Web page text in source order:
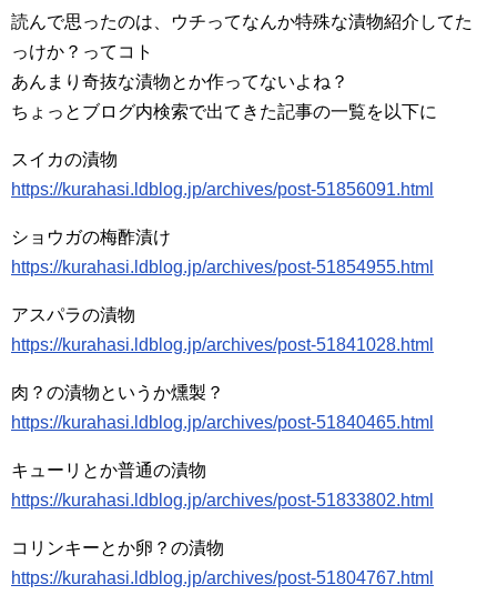
読んで思ったのは、ウチってなんか特殊な漬物紹介してた
っけか？ってコト
あんまり奇抜な漬物とか作ってないよね？
ちょっとブログ内検索で出てきた記事の一覧を以下に
スイカの漬物
https://kurahasi.ldblog.jp/archives/post-51856091.html
ショウガの梅酢漬け
https://kurahasi.ldblog.jp/archives/post-51854955.html
アスパラの漬物
https://kurahasi.ldblog.jp/archives/post-51841028.html
肉？の漬物というか燻製？
https://kurahasi.ldblog.jp/archives/post-51840465.html
キューリとか普通の漬物
https://kurahasi.ldblog.jp/archives/post-51833802.html
コリンキーとか卵？の漬物
https://kurahasi.ldblog.jp/archives/post-51804767.html